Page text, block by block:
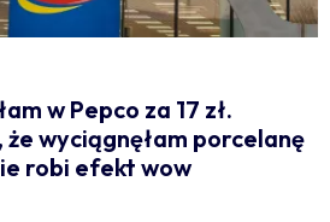
w Pepco za 17 zł.
że wyciągnęłam porcelanę
robi efekt wow